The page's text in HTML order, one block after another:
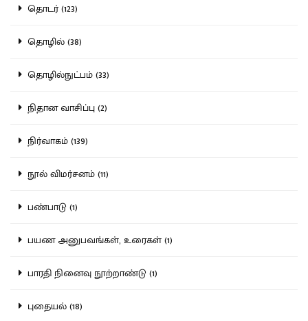
தொடர் (123)
தொழில் (38)
தொழில்நுட்பம் (33)
நிதான வாசிப்பு (2)
நிர்வாகம் (139)
நூல் விமர்சனம் (11)
பண்பாடு (1)
பயண அனுபவங்கள், உரைகள் (1)
பாரதி நினைவு நூற்றாண்டு (1)
புதையல் (18)